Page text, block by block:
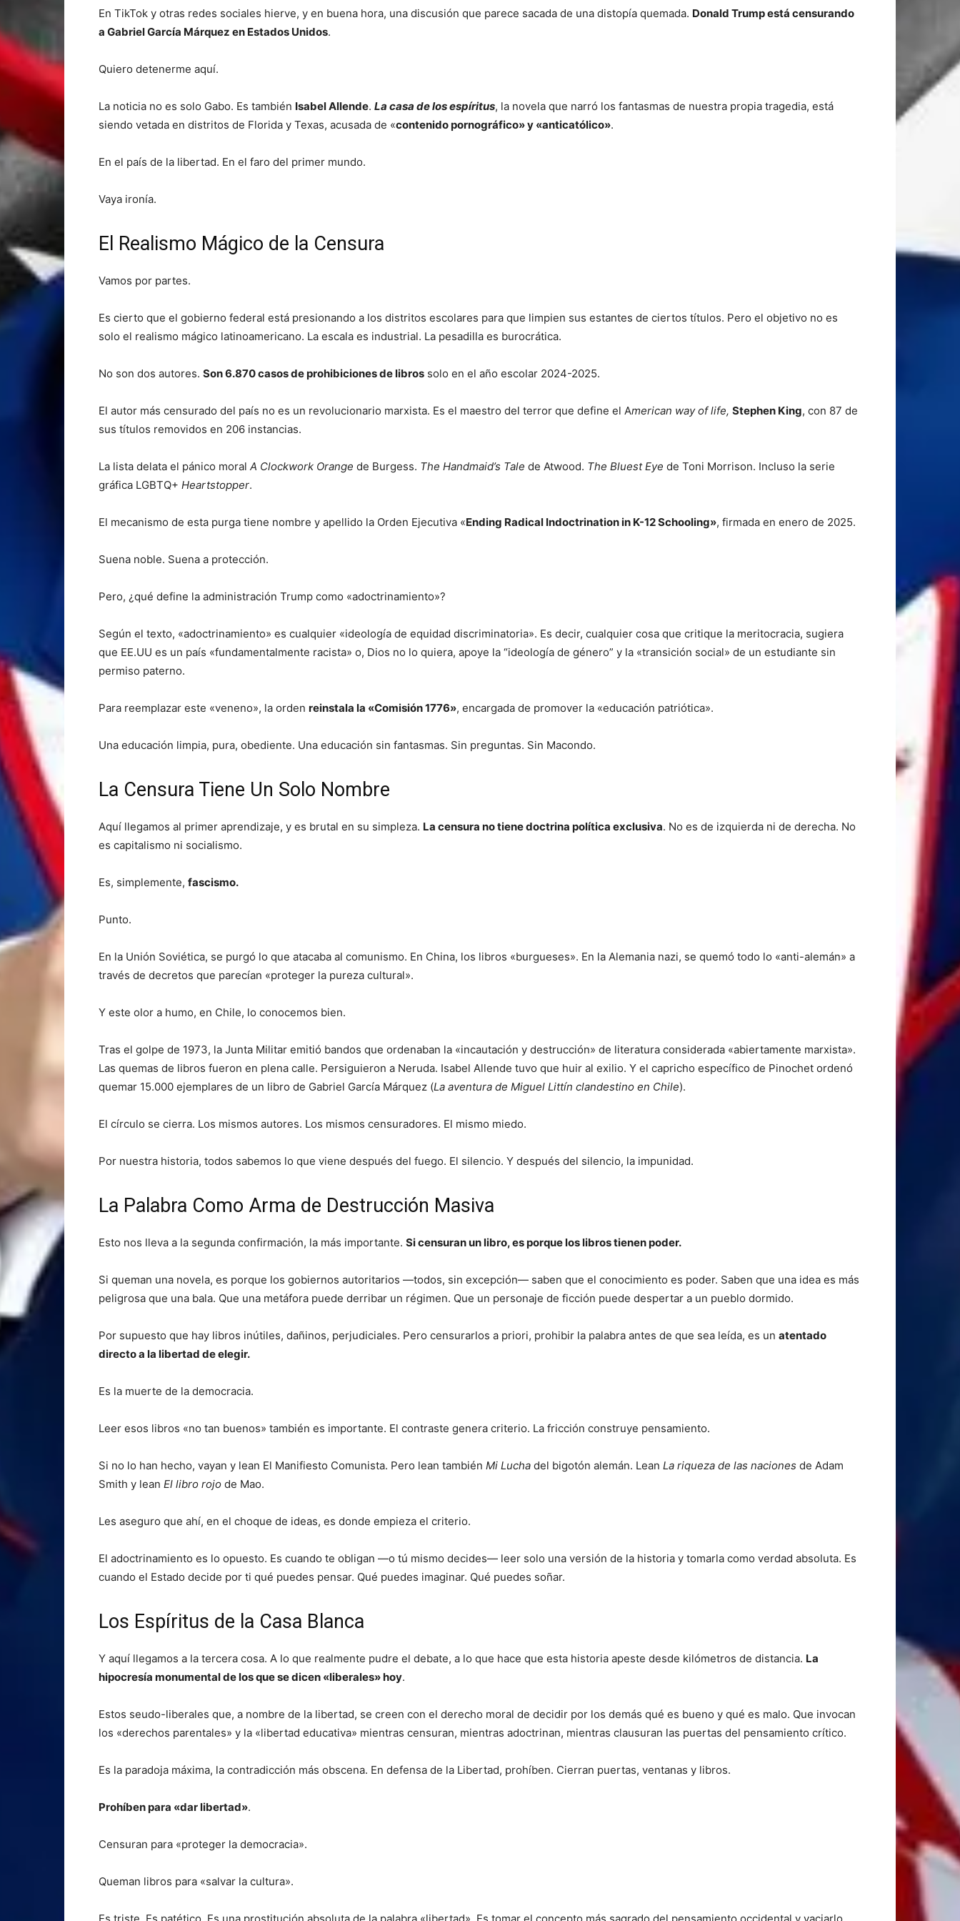
En TikTok y otras redes sociales hierve, y en buena hora, una discusión que parece sacada de una distopía quemada. Donald Trump está censurando
a Gabriel García Márquez en Estados Unidos.
Quiero detenerme aquí.
La noticia no es solo Gabo. Es también Isabel Allende. La casa de los espíritus, la novela que narró los fantasmas de nuestra propia tragedia, está
siendo vetada en distritos de Florida y Texas, acusada de «contenido pornográfico» y «anticatólico».
En el país de la libertad. En el faro del primer mundo.
Vaya ironía.
El Realismo Mágico de la Censura
Vamos por partes.
Es cierto que el gobierno federal está presionando a los distritos escolares para que limpien sus estantes de ciertos títulos. Pero el objetivo no es
solo el realismo mágico latinoamericano. La escala es industrial. La pesadilla es burocrática.
No son dos autores. Son 6.870 casos de prohibiciones de libros solo en el año escolar 2024-2025.
El autor más censurado del país no es un revolucionario marxista. Es el maestro del terror que define el American way of life, Stephen King, con 87 de
sus títulos removidos en 206 instancias.
La lista delata el pánico moral A Clockwork Orange de Burgess. The Handmaid’s Tale de Atwood. The Bluest Eye de Toni Morrison. Incluso la serie
gráfica LGBTQ+ Heartstopper.
El mecanismo de esta purga tiene nombre y apellido la Orden Ejecutiva «Ending Radical Indoctrination in K-12 Schooling», firmada en enero de 2025.
Suena noble. Suena a protección.
Pero, ¿qué define la administración Trump como «adoctrinamiento»?
Según el texto, «adoctrinamiento» es cualquier «ideología de equidad discriminatoria». Es decir, cualquier cosa que critique la meritocracia, sugiera
que EE.UU es un país «fundamentalmente racista» o, Dios no lo quiera, apoye la “ideología de género” y la «transición social» de un estudiante sin
permiso paterno.
Para reemplazar este «veneno», la orden reinstala la «Comisión 1776», encargada de promover la «educación patriótica».
Una educación limpia, pura, obediente. Una educación sin fantasmas. Sin preguntas. Sin Macondo.
La Censura Tiene Un Solo Nombre
Aquí llegamos al primer aprendizaje, y es brutal en su simpleza. La censura no tiene doctrina política exclusiva. No es de izquierda ni de derecha. No
es capitalismo ni socialismo.
Es, simplemente, fascismo.
Punto.
En la Unión Soviética, se purgó lo que atacaba al comunismo. En China, los libros «burgueses». En la Alemania nazi, se quemó todo lo «anti-alemán» a
través de decretos que parecían «proteger la pureza cultural».
Y este olor a humo, en Chile, lo conocemos bien.
Tras el golpe de 1973, la Junta Militar emitió bandos que ordenaban la «incautación y destrucción» de literatura considerada «abiertamente marxista».
Las quemas de libros fueron en plena calle. Persiguieron a Neruda. Isabel Allende tuvo que huir al exilio. Y el capricho específico de Pinochet ordenó
quemar 15.000 ejemplares de un libro de Gabriel García Márquez (La aventura de Miguel Littín clandestino en Chile).
El círculo se cierra. Los mismos autores. Los mismos censuradores. El mismo miedo.
Por nuestra historia, todos sabemos lo que viene después del fuego. El silencio. Y después del silencio, la impunidad.
La Palabra Como Arma de Destrucción Masiva
Esto nos lleva a la segunda confirmación, la más importante. Si censuran un libro, es porque los libros tienen poder.
Si queman una novela, es porque los gobiernos autoritarios —todos, sin excepción— saben que el conocimiento es poder. Saben que una idea es más
peligrosa que una bala. Que una metáfora puede derribar un régimen. Que un personaje de ficción puede despertar a un pueblo dormido.
Por supuesto que hay libros inútiles, dañinos, perjudiciales. Pero censurarlos a priori, prohibir la palabra antes de que sea leída, es un atentado
directo a la libertad de elegir.
Es la muerte de la democracia.
Leer esos libros «no tan buenos» también es importante. El contraste genera criterio. La fricción construye pensamiento.
Si no lo han hecho, vayan y lean El Manifiesto Comunista. Pero lean también Mi Lucha del bigotón alemán. Lean La riqueza de las naciones de Adam
Smith y lean El libro rojo de Mao.
Les aseguro que ahí, en el choque de ideas, es donde empieza el criterio.
El adoctrinamiento es lo opuesto. Es cuando te obligan —o tú mismo decides— leer solo una versión de la historia y tomarla como verdad absoluta. Es
cuando el Estado decide por ti qué puedes pensar. Qué puedes imaginar. Qué puedes soñar.
Los Espíritus de la Casa Blanca
Y aquí llegamos a la tercera cosa. A lo que realmente pudre el debate, a lo que hace que esta historia apeste desde kilómetros de distancia. La
hipocresía monumental de los que se dicen «liberales» hoy.
Estos seudo-liberales que, a nombre de la libertad, se creen con el derecho moral de decidir por los demás qué es bueno y qué es malo. Que invocan
los «derechos parentales» y la «libertad educativa» mientras censuran, mientras adoctrinan, mientras clausuran las puertas del pensamiento crítico.
Es la paradoja máxima, la contradicción más obscena. En defensa de la Libertad, prohíben. Cierran puertas, ventanas y libros.
Prohíben para «dar libertad».
Censuran para «proteger la democracia».
Queman libros para «salvar la cultura».